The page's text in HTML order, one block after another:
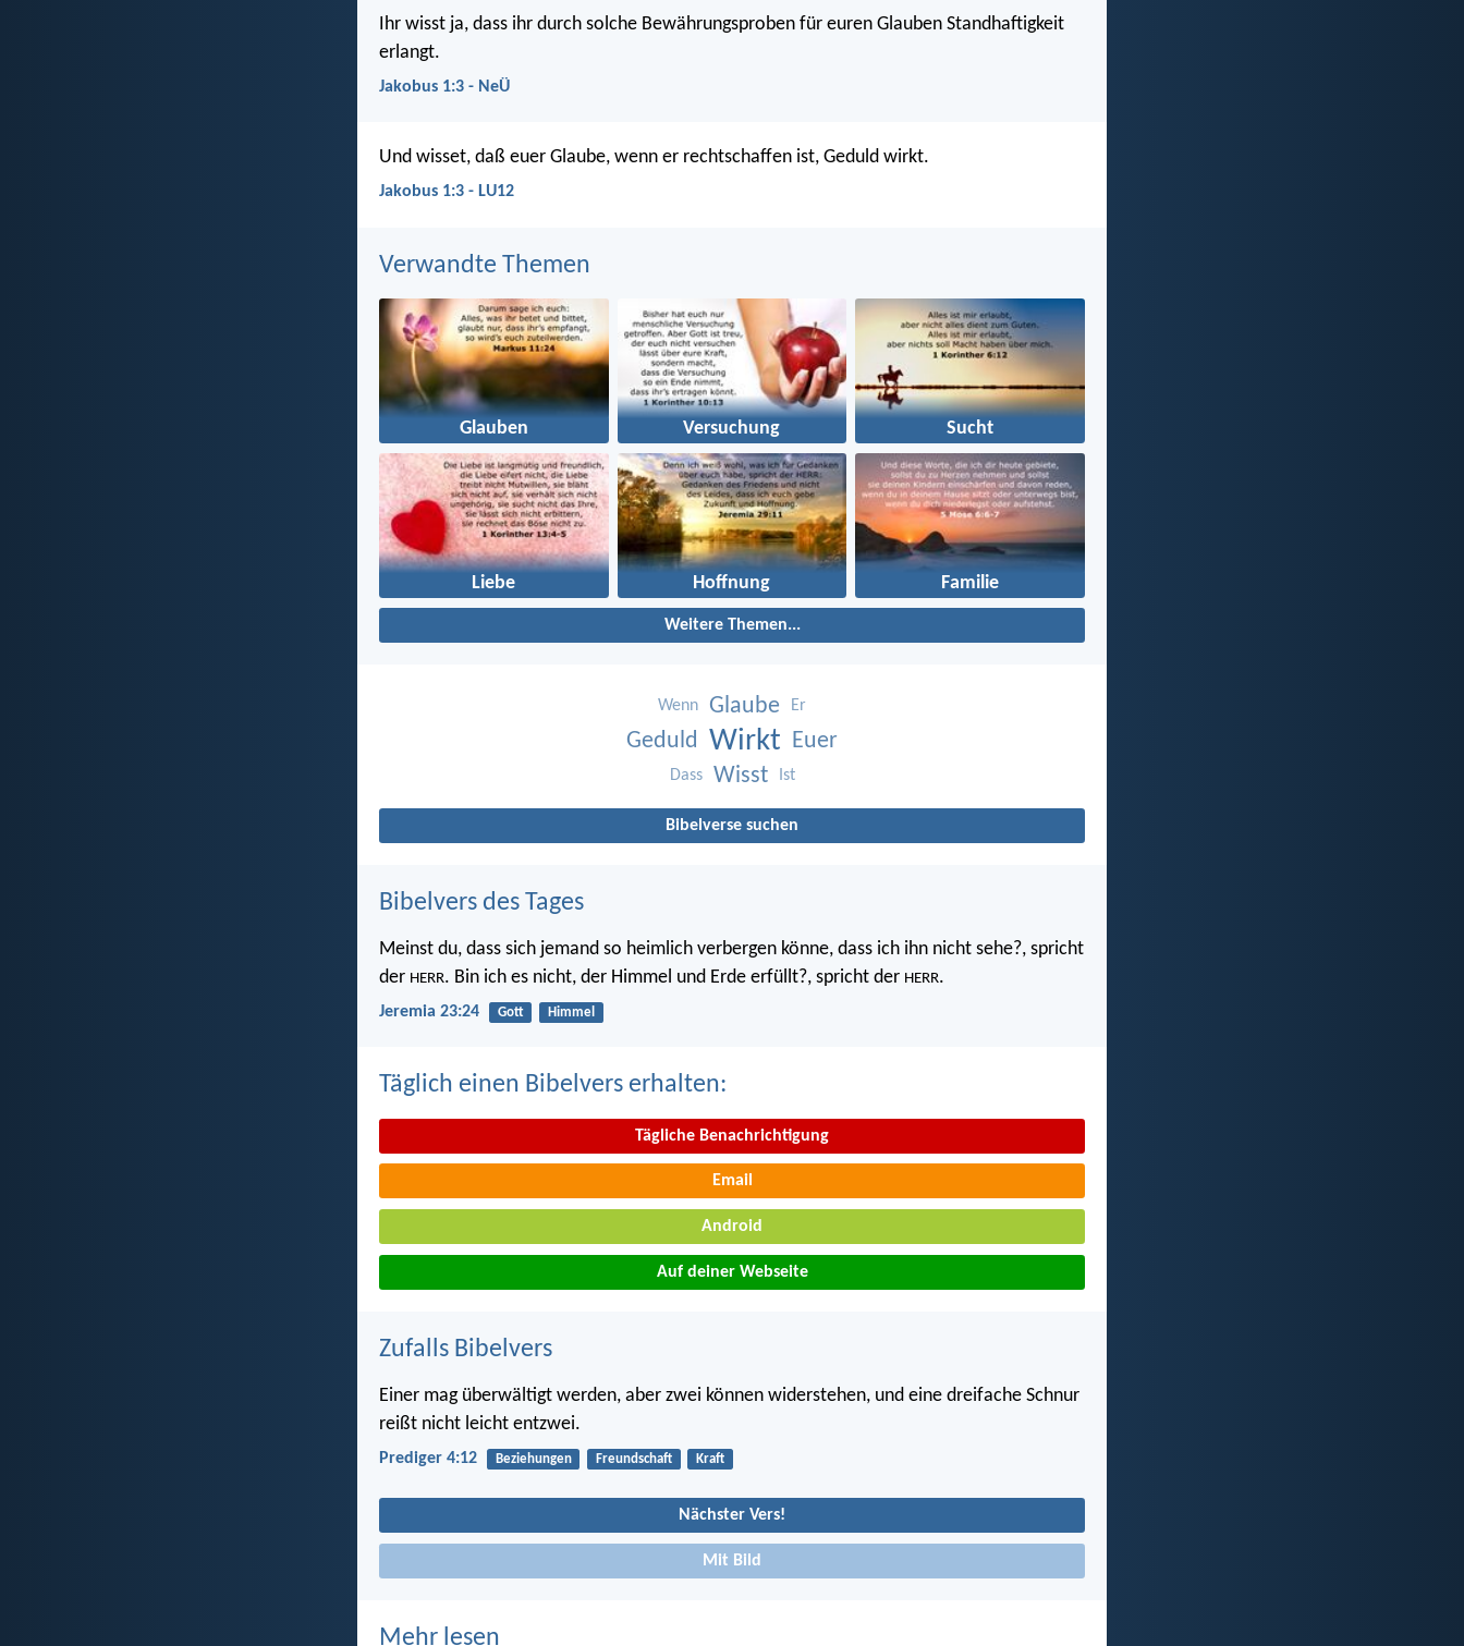
Ihr wisst ja, dass ihr durch solche Bewährungsproben für euren Glauben Standhaftigkeit
erlangt.
Jakobus 1:3 - NeÜ
Und wisset, daß euer Glaube, wenn er rechtschaffen ist, Geduld wirkt.
Jakobus 1:3 - LU12
Verwandte Themen
Glauben Versuchung Sucht
Liebe Hoffnung Familie
Weitere Themen...
Wenn Glaube Er
Geduld Wirkt Euer
Dass Wisst Ist
Bibelverse suchen
Bibelvers des Tages
Meinst du, dass sich jemand so heimlich verbergen könne, dass ich ihn nicht sehe?, spricht
der HERR. Bin ich es nicht, der Himmel und Erde erfüllt?, spricht der HERR.
Jeremia 23:24 Gott Himmel
Täglich einen Bibelvers erhalten:
Tägliche Benachrichtigung
Email
Android
Auf deiner Webseite
Zufalls Bibelvers
Einer mag überwältigt werden, aber zwei können widerstehen, und eine dreifache Schnur
reißt nicht leicht entzwei.
Prediger 4:12 Beziehungen Freundschaft Kraft
Nächster Vers!
Mit Bild
Mehr lesen